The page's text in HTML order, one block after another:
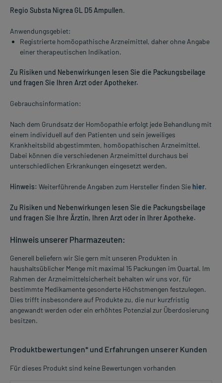
Regio Substa Nigrea GL D5 Ampullen.
Anwendungsgebiet:
Registrierte homöopathische Arzneimittel, daher ohne Angabe
einer therapeutischen Indikation.
Zu Risiken und Nebenwirkungen lesen Sie die Packungsbeilage
und fragen Sie Ihren Arzt oder Apotheker.
Gebrauchsinformation:
Nach dem Grundsatz der Homöopathie erfolgt jede Behandlung mit
einem individuell auf den Patienten und sein jeweiliges
Krankheitsbild abgestimmten, homöopathischen Arzneimittel.
Dabei können die verschiedenen Arzneimittel durchaus bei
unterschiedlichen Erkrankungen eingesetzt werden.
Hinweis: Weiterführende Angaben zum Hersteller finden Sie hier.
Zu Risiken und Nebenwirkungen lesen Sie die Packungsbeilage
und fragen Sie Ihre Ärztin, Ihren Arzt oder in Ihrer Apotheke.
Hinweis unserer Pharmazeuten:
Generell beliefern wir Sie gern mit unseren Produkten in
haushaltsüblicher Menge mit maximal 15 Packungen im Quartal. Im
Rahmen der Arzneimittelsicherheit behalten wir uns vor, für
bestimmte Medikamente gesonderte Höchstmengen festzulegen.
Dies trifft insbesondere auf Produkte zu, die nur kurzfristig
angewandt werden oder ein erhöhtes Potenzial zur Überdosierung
besitzen.
Produktbewertungen* und Erfahrungen unserer Kunden
Für dieses Produkt sind keine Bewertungen vorhanden